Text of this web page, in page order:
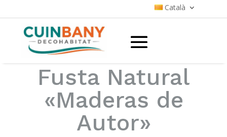
Català
Fusta Natural
«Maderas de
Autor»